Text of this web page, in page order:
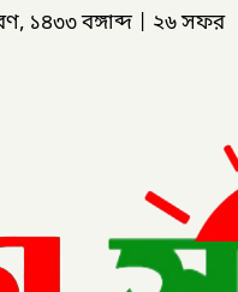
১৪৩৩ বঙ্গাব্দ
২৬ সফর